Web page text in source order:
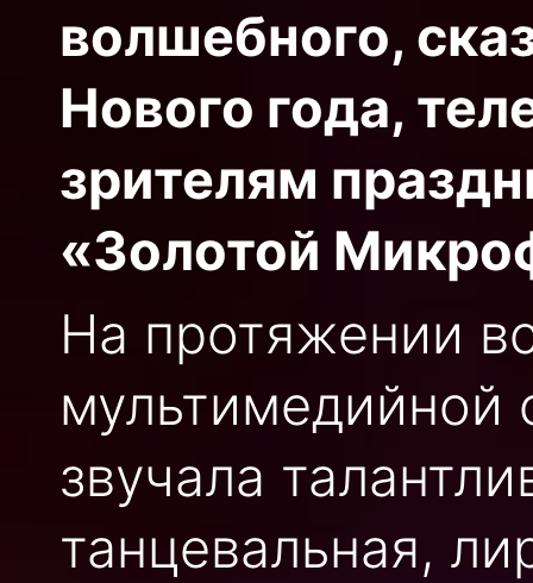
волшебного,
Нового года,
зрителям
«Золотой
На протяжении
мультимедийной
звучала
танцевальная,